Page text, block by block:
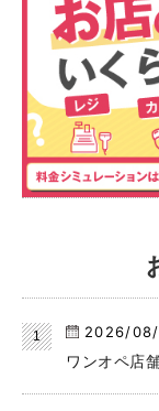
2026/08/
ワンオペ店